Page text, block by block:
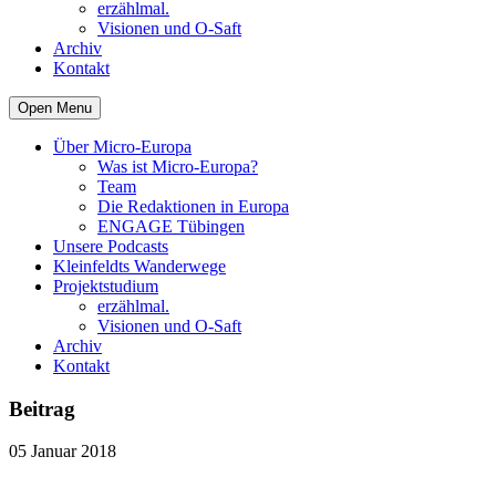
erzählmal.
Visionen und O-Saft
Archiv
Kontakt
Open Menu
Über Micro-Europa
Was ist Micro-Europa?
Team
Die Redaktionen in Europa
ENGAGE Tübingen
Unsere Podcasts
Kleinfeldts Wanderwege
Projektstudium
erzählmal.
Visionen und O-Saft
Archiv
Kontakt
Beitrag
05 Januar 2018